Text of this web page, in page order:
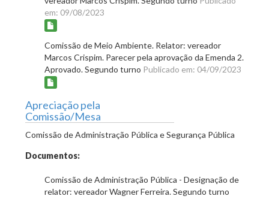
em: 09/08/2023
Comissão de Meio Ambiente. Relator: vereador
Marcos Crispim. Parecer pela aprovação da Emenda 2.
Aprovado. Segundo turno Publicado em: 04/09/2023
Apreciação pela
Comissão/Mesa
Comissão de Administração Pública e Segurança Pública
Documentos:
Comissão de Administração Pública - Designação de
relator: vereador Wagner Ferreira. Segundo turno